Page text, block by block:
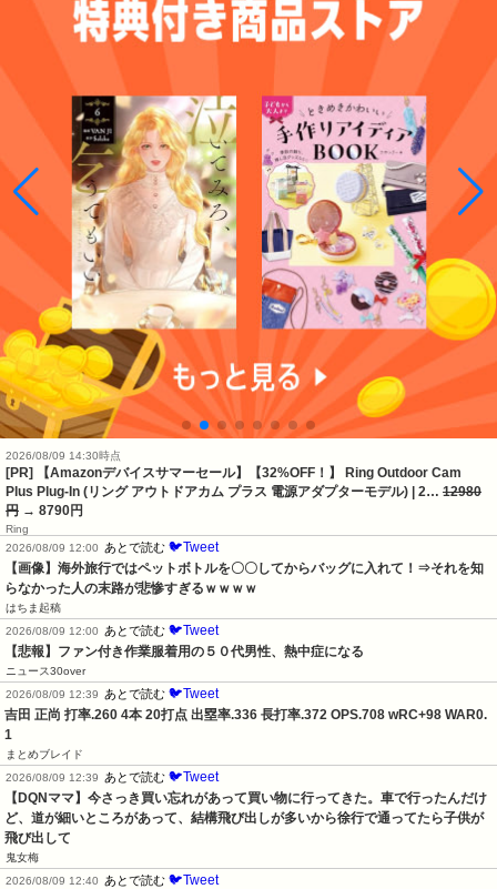
2026/08/09 14:30時点
[PR] 【Amazonデバイスサマーセール】【32%OFF！】 Ring Outdoor Cam
Plus Plug-In (リング アウトドアカム プラス 電源アダプターモデル) | 2… 12980
円 → 8790円
Ring
2026/08/09 12:00
あとで読む 🐦Tweet
【画像】海外旅行ではペットボトルを〇〇してからバッグに入れて！⇒それを知
らなかった人の末路が悲惨すぎるｗｗｗｗ
はちま起稿
2026/08/09 12:00
あとで読む 🐦Tweet
【悲報】ファン付き作業服着用の５０代男性、熱中症になる
ニュース30over
2026/08/09 12:39
あとで読む 🐦Tweet
吉田 正尚 打率.260 4本 20打点 出塁率.336 長打率.372 OPS.708 wRC+98 WAR0.
1
まとめブレイド
2026/08/09 12:39
あとで読む 🐦Tweet
【DQNママ】今さっき買い忘れがあって買い物に行ってきた。車で行ったんだけ
ど、道が細いところがあって、結構飛び出しが多いから徐行で通ってたら子供が
飛び出して
鬼女梅
2026/08/09 12:40
あとで読む 🐦Tweet